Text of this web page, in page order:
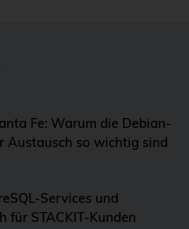
Fe: Warum die Debian-
Austausch so wichtig sind
Services und
für STACKIT-Kunden